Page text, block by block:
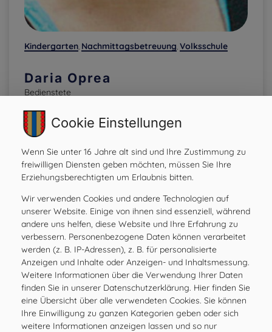
Kindergarten, Nachmittagsbetreuung, Volksschule
Daria Oprea
Bedienstete
Cookie Einstellungen
Wenn Sie unter 16 Jahre alt sind und Ihre Zustimmung zu
freiwilligen Diensten geben möchten, müssen Sie Ihre
Erziehungsberechtigten um Erlaubnis bitten.
Wir verwenden Cookies und andere Technologien auf
unserer Website. Einige von ihnen sind essenziell, während
andere uns helfen, diese Website und Ihre Erfahrung zu
verbessern. Personenbezogene Daten können verarbeitet
werden (z. B. IP-Adressen), z. B. für personalisierte
Anzeigen und Inhalte oder Anzeigen- und Inhaltsmessung.
Weitere Informationen über die Verwendung Ihrer Daten
finden Sie in unserer Datenschutzerklärung. Hier finden Sie
eine Übersicht über alle verwendeten Cookies. Sie können
Ihre Einwilligung zu ganzen Kategorien geben oder sich
weitere Informationen anzeigen lassen und so nur